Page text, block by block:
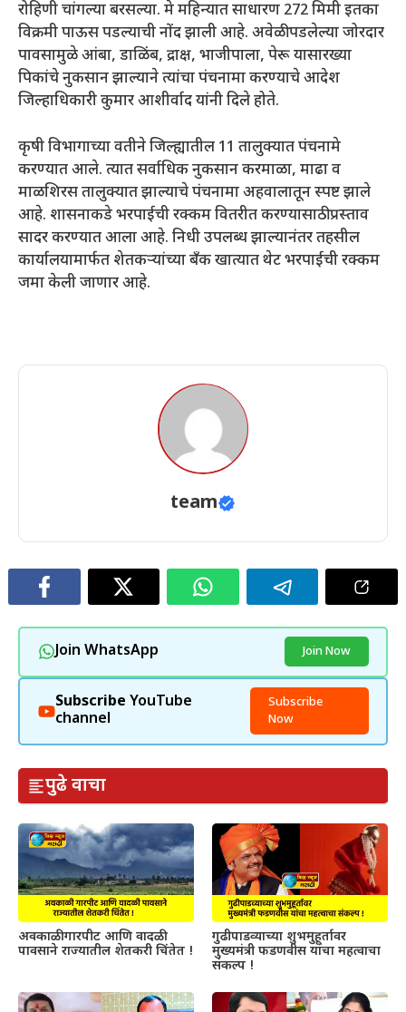
रोहिणी चांगल्या बरसल्या. मे महिन्यात साधारण 272 मिमी इतका
विक्रमी पाऊस पडल्याची नोंद झाली आहे. अवेळी पडलेल्या जोरदार
पावसामुळे आंबा, डाळिंब, द्राक्ष, भाजीपाला, पेरू यासारख्या
पिकांचे नुकसान झाल्याने त्यांचा पंचनामा करण्याचे आदेश
जिल्हाधिकारी कुमार आशीर्वाद यांनी दिले होते.
कृषी विभागाच्या वतीने जिल्ह्यातील 11 तालुक्यात पंचनामे
करण्यात आले. त्यात सर्वाधिक नुकसान करमाळा, माढा व
माळशिरस तालुक्यात झाल्याचे पंचनामा अहवालातून स्पष्ट झाले
आहे. शासनाकडे भरपाईची रक्कम वितरीत करण्यासाठी प्रस्ताव
सादर करण्यात आला आहे. निधी उपलब्ध झाल्यानंतर तहसील
कार्यालयामार्फत शेतकर्‍यांच्या बँक खात्यात थेट भरपाईची रक्कम
जमा केली जाणार आहे.
team
Join WhatsApp Join Now
Subscribe YouTube
channel
Subscribe
Now
पुढे वाचा
अवकाळी गारपीट आणि वादळी
पावसाने राज्यातील शेतकरी चिंतेत !
गुढीपाडव्याच्या शुभमुहूर्तावर
मुख्यमंत्री फडणवीस यांचा महत्वाचा
संकल्प !